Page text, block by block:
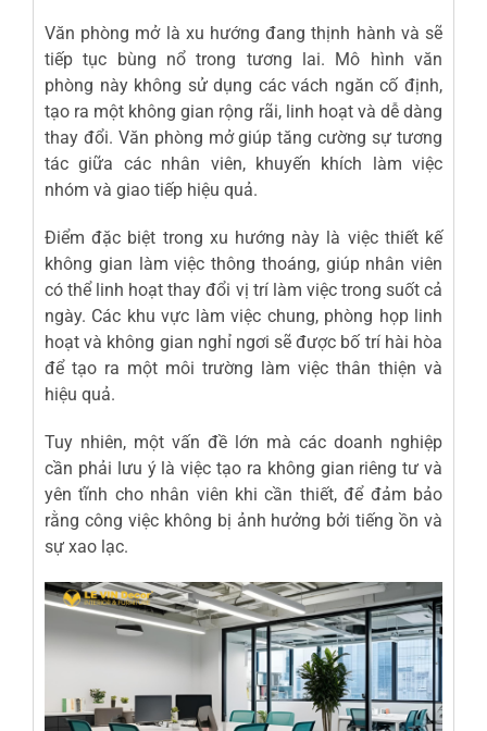
Văn phòng mở là xu hướng đang thịnh hành và sẽ
tiếp tục bùng nổ trong tương lai. Mô hình văn
phòng này không sử dụng các vách ngăn cố định,
tạo ra một không gian rộng rãi, linh hoạt và dễ dàng
thay đổi. Văn phòng mở giúp tăng cường sự tương
tác giữa các nhân viên, khuyến khích làm việc
nhóm và giao tiếp hiệu quả.
Điểm đặc biệt trong xu hướng này là việc thiết kế
không gian làm việc thông thoáng, giúp nhân viên
có thể linh hoạt thay đổi vị trí làm việc trong suốt cả
ngày. Các khu vực làm việc chung, phòng họp linh
hoạt và không gian nghỉ ngơi sẽ được bố trí hài hòa
để tạo ra một môi trường làm việc thân thiện và
hiệu quả.
Tuy nhiên, một vấn đề lớn mà các doanh nghiệp
cần phải lưu ý là việc tạo ra không gian riêng tư và
yên tĩnh cho nhân viên khi cần thiết, để đảm bảo
rằng công việc không bị ảnh hưởng bởi tiếng ồn và
sự xao lạc.